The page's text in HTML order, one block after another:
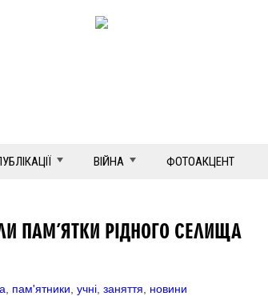
ВІЙНА ФОТОАКЦЕНТ
ПАМ’ЯТКИ РІДНОГО СЕЛИЩА
пам'ятники учні заняття новини